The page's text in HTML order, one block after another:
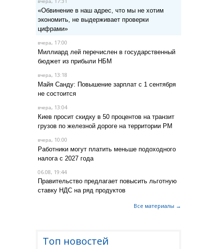
вчера
«Обвинение в наш адрес, что мы не хотим
экономить, не выдерживает проверки
цифрами»
вчера, 17:00
Миллиард лей перечислен в государственный
бюджет из прибыли НБМ
вчера, 13:18
Майя Санду: Повышение зарплат с 1 сентября
не состоится
вчера, 13:04
Киев просит скидку в 50 процентов на транзит
грузов по железной дороге на территории РМ
вчера, 10:00
Работники могут платить меньше подоходного
налога с 2027 года
06.08, 19:44
Правительство предлагает повысить льготную
ставку НДС на ряд продуктов
Все материалы →
Топ новостей